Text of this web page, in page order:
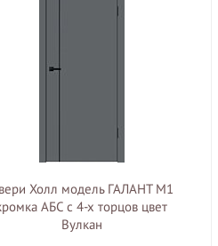
Холл модель ГАЛАНТ М1
АБС с 4-х торцов цвет
Вулкан